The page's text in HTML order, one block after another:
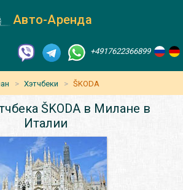
Авто-Аренда
+4917622366899
Хэтчбеки ŠKODA
ŠKODA в Милане в
Италии